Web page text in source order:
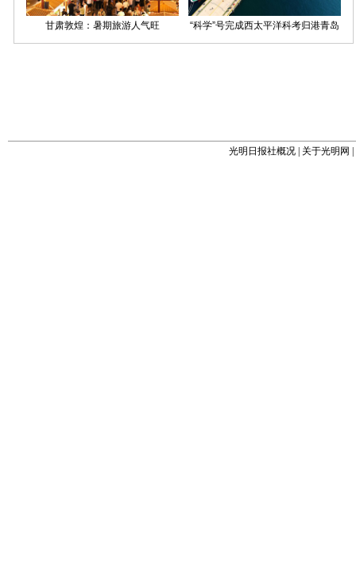
光明日报社概况 关于光明网